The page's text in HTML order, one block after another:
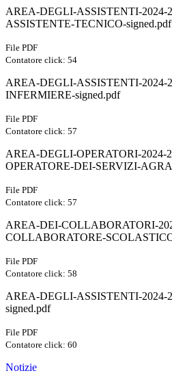
AREA-DEGLI-ASSISTENTI-2024-
ASSISTENTE-TECNICO-signed.pdf
File PDF
Contatore click: 54
AREA-DEGLI-ASSISTENTI-2024-
INFERMIERE-signed.pdf
File PDF
Contatore click: 57
AREA-DEGLI-OPERATORI-2024-
OPERATORE-DEI-SERVIZI-
File PDF
Contatore click: 57
AREA-DEI-COLLABORATORI-
COLLABORATORE-
File PDF
Contatore click: 58
AREA-DEGLI-ASSISTENTI-2024-
signed.pdf
File PDF
Contatore click: 60
Notizie